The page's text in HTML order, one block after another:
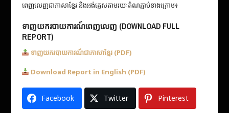
ពេញលេញជាភាសាខ្មែរ និងអង់គ្លេសតាមរយៈតំណភ្ជាប់ខាងក្រោម៖
ទាញយករបាយការណ៍ពេញលេញ (DOWNLOAD FULL
REPORT)
ទាញយករបាយការណ៍ជាភាសាខ្មែរ (PDF)
Download Report in English (PDF)
Facebook Twitter Pinterest